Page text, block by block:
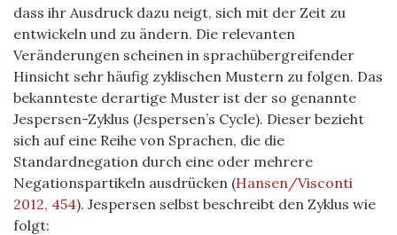
dass ihr Ausdruck dazu neigt, sich mit der Zeit zu
entwickeln und zu ändern. Die relevanten
Veränderungen scheinen in sprachübergreifender
Hinsicht sehr häufig zyklischen Mustern zu folgen. Das
bekannteste derartige Muster ist der so genannte
Jespersen-Zyklus (Jespersen’s Cycle). Dieser bezieht
sich auf eine Reihe von Sprachen, die die
Standardnegation durch eine oder mehrere
Negationspartikeln ausdrücken (Hansen/Visconti
2012, 454). Jespersen selbst beschreibt den Zyklus wie
folgt: